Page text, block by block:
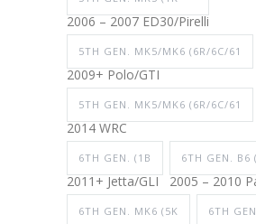
2006 – 2007 ED30/Pirelli
5TH GEN. MK5/MK6 (6R/6C/61
2009+ Polo/GTI
5TH GEN. MK5/MK6 (6R/6C/61
2014 WRC
6TH GEN. (1B
2011+ Jetta/GLI
6TH GEN. B6
2005 – 2010
6TH GEN. MK6 (5K 6TH